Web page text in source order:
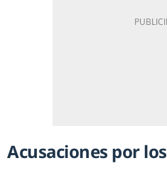
Acusaciones por